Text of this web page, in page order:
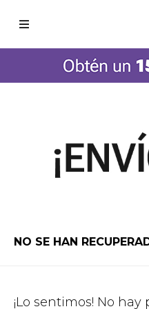

NO SE HAN
¡Lo sentimos! No